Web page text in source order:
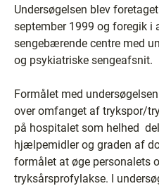
Undersøgelsen blev
september 1999 og foregik i
sengebærende centre med
og psykiatriske sengeafsnit.
Formålet med
over omfanget af trykspor/
på hospitalet som helhed
hjælpemidler og graden af
formålet at øge personalets
tryksårsprofylakse. I